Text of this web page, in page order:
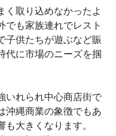
く取り込めなかったよ
でも家族連れでレスト
子供たちが遊ぶなど賑
代に市場のニーズを掴
いれられ中心商店街で
沖縄商業の象徴でもあ
大きくなります。